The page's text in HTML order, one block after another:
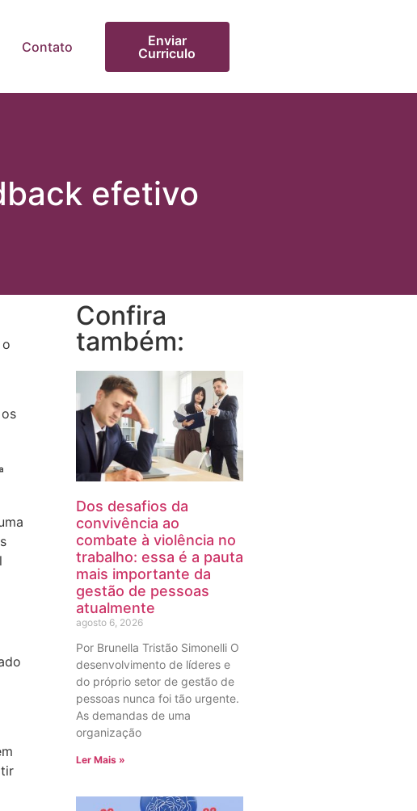
Contato
Enviar
Curriculo
efetivo
Confira
também:
Dos desafios da
convivência ao
combate à violência no
trabalho: essa é a pauta
mais importante da
gestão de pessoas
atualmente
agosto 6, 2026
Por Brunella Tristão Simonelli O
desenvolvimento de líderes e
do próprio setor de gestão de
pessoas nunca foi tão urgente.
As demandas de uma
organização
Ler Mais »